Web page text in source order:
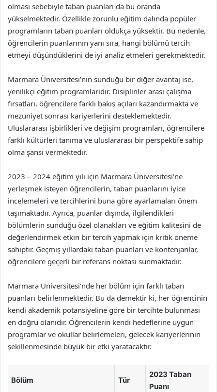
olması sebebiyle taban puanları da bu oranda
yükselmektedir. Özellikle zorunlu eğitim dalında popüler
programların taban puanları oldukça yüksektir. Bu nedenle,
öğrencilerin puanlarının yanı sıra, hangi bölümü tercih
etmeyi düşündüklerini de iyi analiz etmeleri gerekmektedir.
Marmara Üniversitesi’nin sunduğu bir diğer avantaj ise,
yenilikçi eğitim programlarıdır. Disiplinler arası çalışma
fırsatları, öğrencilere farklı bakış açıları kazandırmakta ve
mezuniyet sonrası kariyerlerini desteklemektedir.
Uluslararası işbirlikleri ve değişim programları, öğrencilere
farklı kültürleri tanıma ve uluslararası bir perspektife sahip
olma şansı vermektedir.
2023 – 2024 eğitim yılı için Marmara Üniversitesi’ne
yerleşmek isteyen öğrencilerin, taban puanlarını iyice
incelemeleri ve tercihlerini buna göre ayarlamaları önem
taşımaktadır. Ayrıca, puanlar dışında, ilgilendikleri
bölümlerin sunduğu özel olanakları ve eğitim kalitesini de
değerlendirmek etkin bir tercih yapmak için kritik öneme
sahiptir. Geçmiş yıllardaki taban puanları ve kontenjanlar,
öğrencilere geçerli bir referans noktası sunmaktadır.
Marmara Üniversitesi’nde her bölüm için farklı taban
puanları belirlenmektedir. Bu da demektir ki, her öğrencinin
kendi akademik potansiyeline göre bir tercihte bulunması
en doğru olanıdır. Öğrencilerin kendi hedeflerine uygun
programlar ve okullar belirlemeleri, gelecek kariyerlerinin
şekillenmesinde büyük bir etki yaratacaktır.
Bölüm Tür
2023 Taban
Puanı